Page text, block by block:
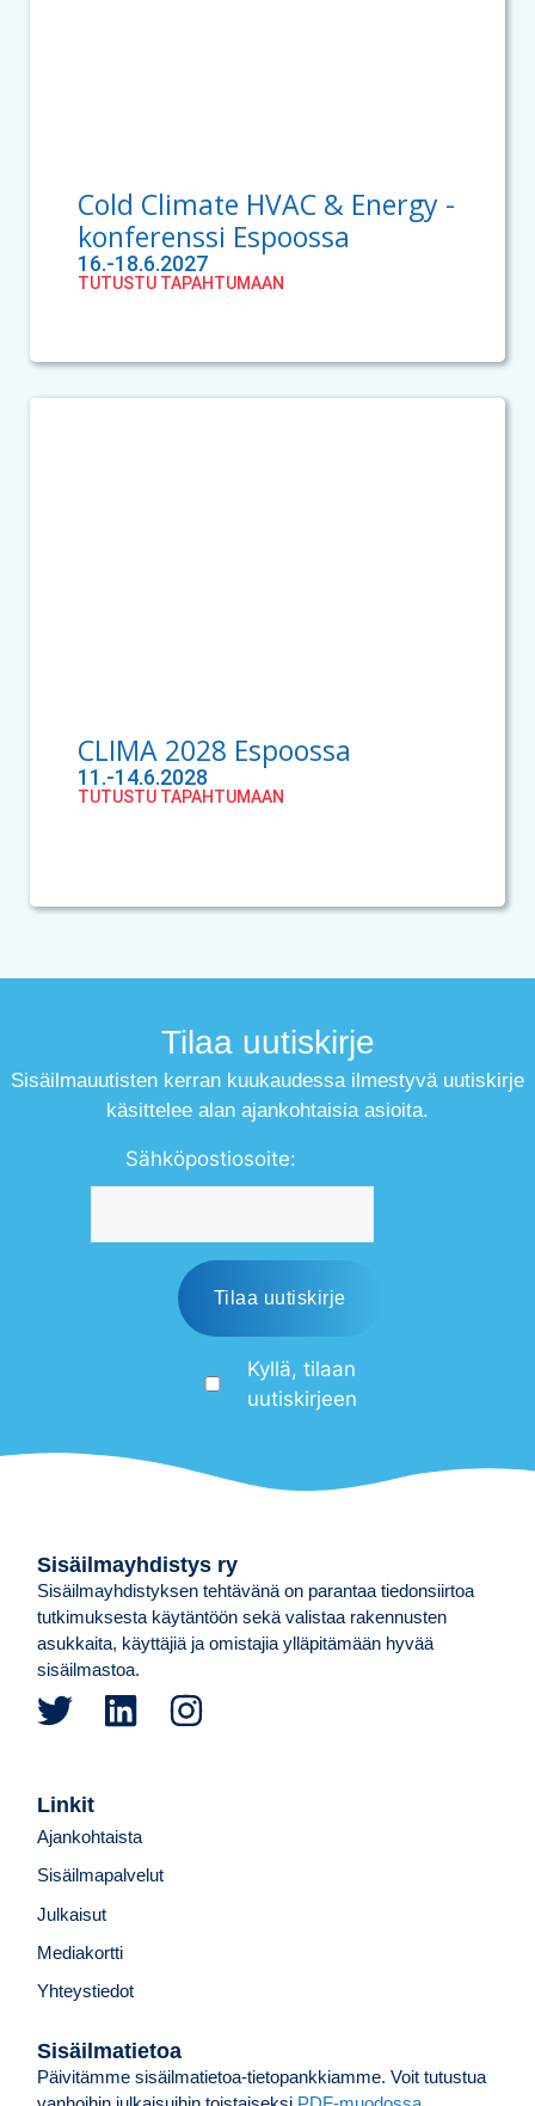
Cold Climate HVAC & Energy -
konferenssi Espoossa
16.-18.6.2027
TUTUSTU TAPAHTUMAAN
CLIMA 2028 Espoossa
11.-14.6.2028
TUTUSTU TAPAHTUMAAN
Tilaa uutiskirje
Sisäilmauutisten kerran kuukaudessa ilmestyvä uutiskirje
käsittelee alan ajankohtaisia asioita.
Sähköpostiosoite:
Kyllä, tilaan
uutiskirjeen
Sisäilmayhdistys ry
Sisäilmayhdistyksen tehtävänä on parantaa tiedonsiirtoa
tutkimuksesta käytäntöön sekä valistaa rakennusten
asukkaita, käyttäjiä ja omistajia ylläpitämään hyvää
sisäilmastoa.
Sisäilmatietoa
Päivitämme sisäilmatietoa-tietopankkiamme. Voit tutustua
Linkit
Ajankohtaista
Sisäilmapalvelut
Julkaisut
Mediakortti
Yhteystiedot